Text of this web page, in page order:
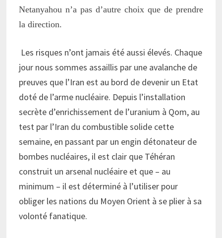
Netanyahou n’a pas d’autre choix que de prendre
la direction.
Les risques n’ont jamais été aussi élevés. Chaque
jour nous sommes assaillis par une avalanche de
preuves que l’Iran est au bord de devenir un Etat
doté de l’arme nucléaire. Depuis l’installation
secrète d’enrichissement de l’uranium à Qom, au
test par l’Iran du combustible solide cette
semaine, en passant par un engin détonateur de
bombes nucléaires, il est clair que Téhéran
construit un arsenal nucléaire et que – au
minimum – il est déterminé à l’utiliser pour
obliger les nations du Moyen Orient à se plier à sa
volonté fanatique.